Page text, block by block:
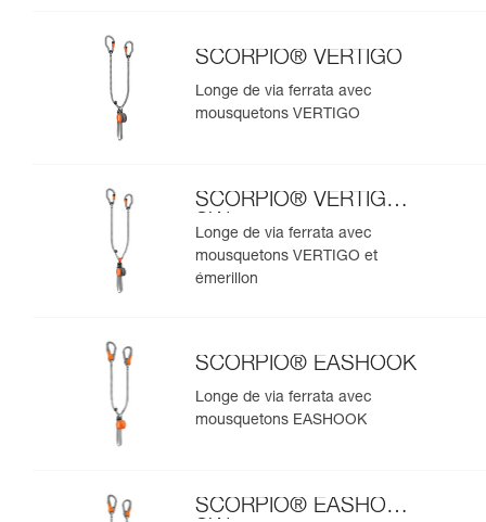
SCORPIO® VERTIGO
Longe de via ferrata avec
mousquetons VERTIGO
SCORPIO® VERTIGO
SW
Longe de via ferrata avec
mousquetons VERTIGO et
émerillon
SCORPIO® EASHOOK
Longe de via ferrata avec
mousquetons EASHOOK
SCORPIO® EASHOOK